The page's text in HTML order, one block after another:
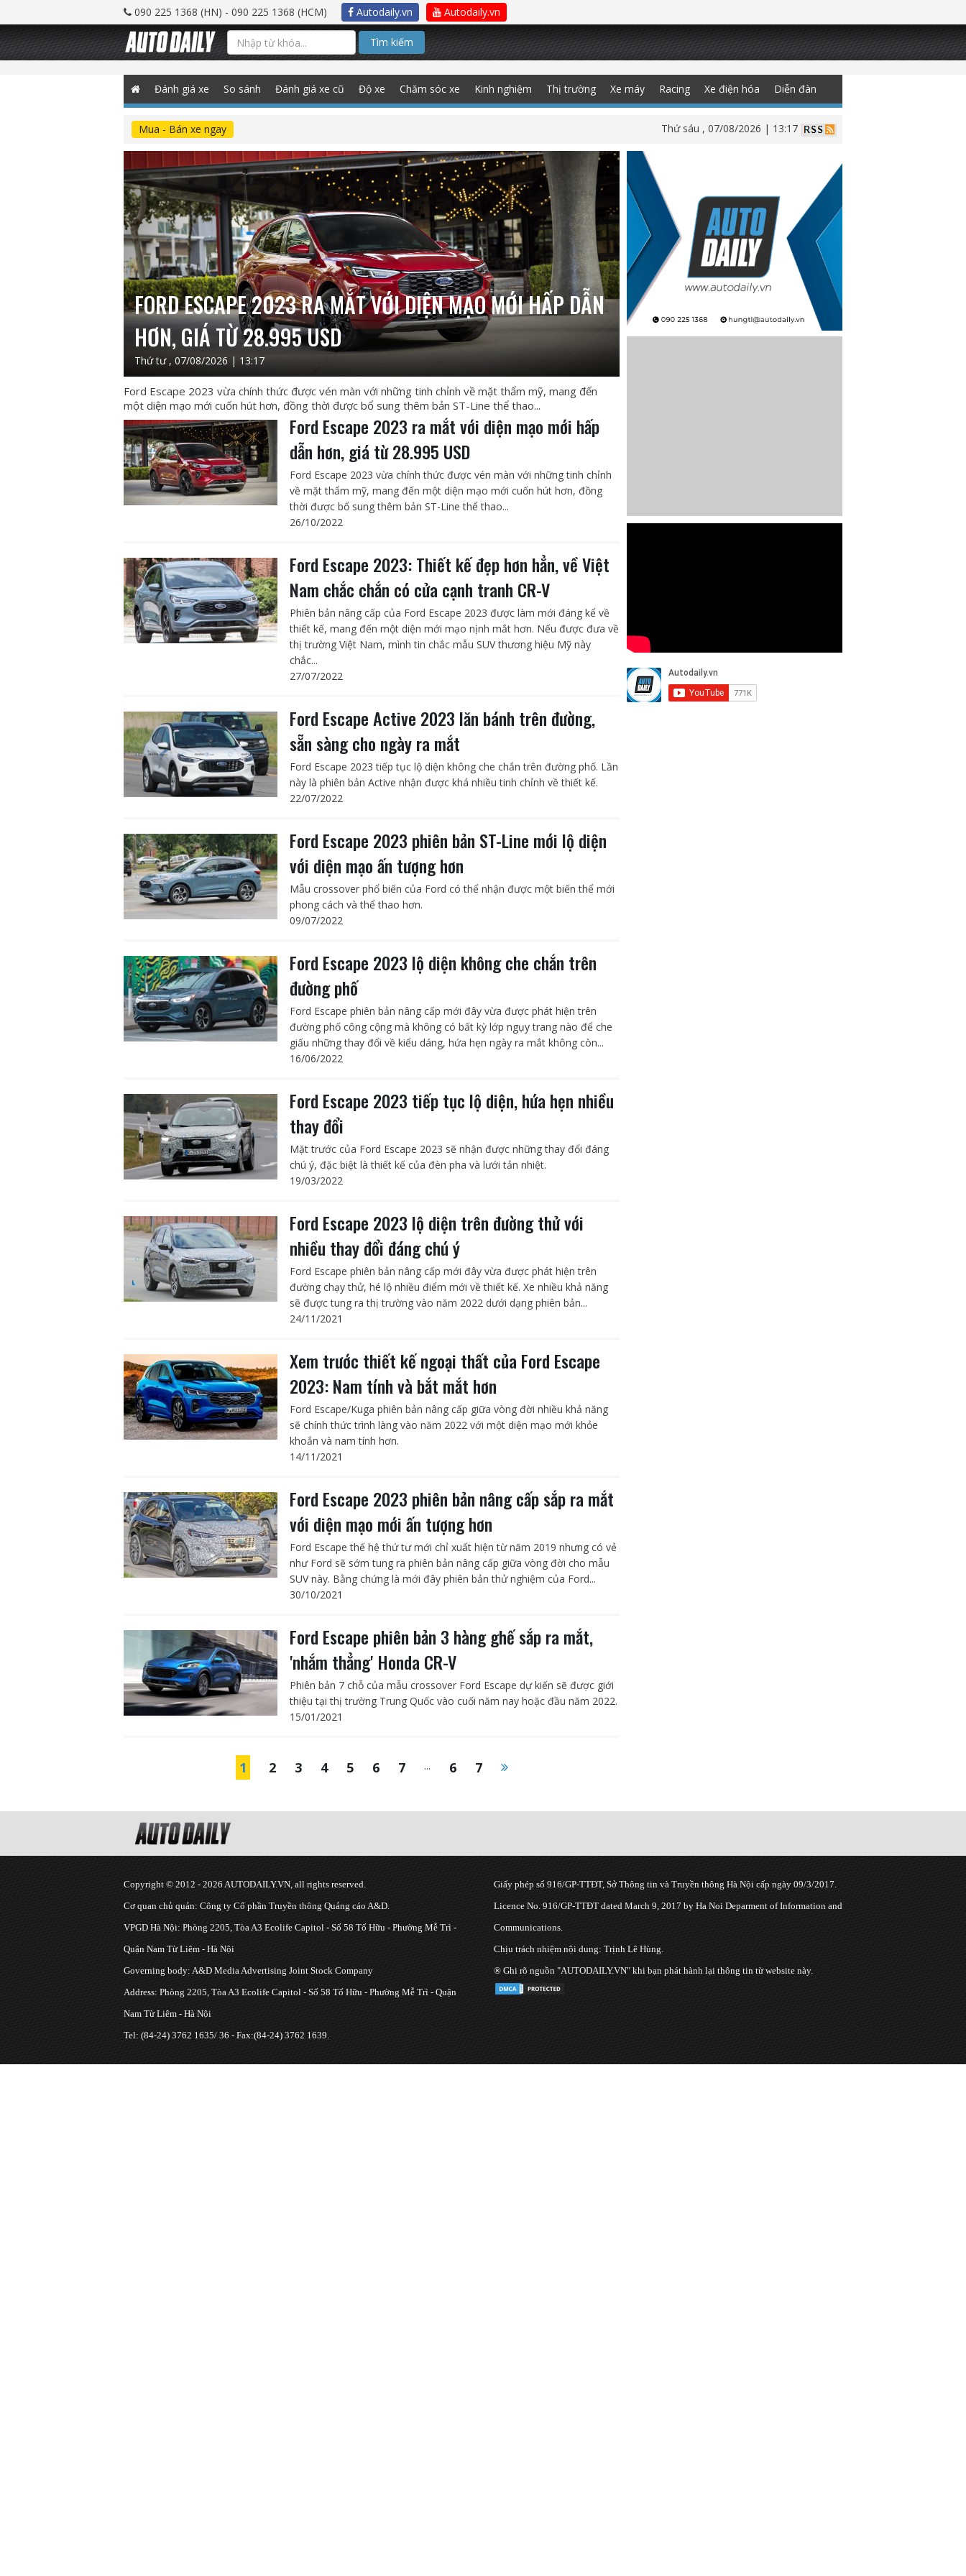
090 225 1368 (HN) - 090 225 1368 (HCM) Autodaily.vn Autodaily.vn
Tìm kiếm
Đánh giá xe So sánh Đánh giá xe cũ Độ xe Chăm sóc xe Kinh nghiệm Thị trường Xe máy Racing Xe điện hóa Diễn đàn
Mua - Bán xe ngay Thứ sáu , 07/08/2026 | 13:17
FORD ESCAPE 2023 RA MẮT VỚI DIỆN MẠO MỚI HẤP DẪN
HƠN, GIÁ TỪ 28.995 USD
Thứ tư , 07/08/2026 | 13:17
Ford Escape 2023 vừa chính thức được vén màn với những tinh chỉnh về mặt thẩm mỹ, mang đến
một diện mạo mới cuốn hút hơn, đồng thời được bổ sung thêm bản ST-Line thể thao...
Ford Escape 2023 ra mắt với diện mạo mới hấp
dẫn hơn, giá từ 28.995 USD
Ford Escape 2023 vừa chính thức được vén màn với những tinh chỉnh
về mặt thẩm mỹ, mang đến một diện mạo mới cuốn hút hơn, đồng
thời được bổ sung thêm bản ST-Line thể thao...
26/10/2022
Ford Escape 2023: Thiết kế đẹp hơn hẳn, về Việt
Nam chắc chắn có cửa cạnh tranh CR-V
Phiên bản nâng cấp của Ford Escape 2023 được làm mới đáng kể về
thiết kế, mang đến một diện mới mạo nịnh mắt hơn. Nếu được đưa về
thị trường Việt Nam, mình tin chắc mẫu SUV thương hiệu Mỹ này
chắc...
27/07/2022
Ford Escape Active 2023 lăn bánh trên đường,
sẵn sàng cho ngày ra mắt
Ford Escape 2023 tiếp tục lộ diện không che chắn trên đường phố. Lần
này là phiên bản Active nhận được khá nhiều tinh chỉnh về thiết kế.
22/07/2022
Ford Escape 2023 phiên bản ST-Line mới lộ diện
với diện mạo ấn tượng hơn
Mẫu crossover phổ biến của Ford có thể nhận được một biến thể mới
phong cách và thể thao hơn.
09/07/2022
Ford Escape 2023 lộ diện không che chắn trên
đường phố
Ford Escape phiên bản nâng cấp mới đây vừa được phát hiện trên
đường phố công cộng mà không có bất kỳ lớp ngụy trang nào để che
giấu những thay đổi về kiểu dáng, hứa hẹn ngày ra mắt không còn...
16/06/2022
Ford Escape 2023 tiếp tục lộ diện, hứa hẹn nhiều
thay đổi
Mặt trước của Ford Escape 2023 sẽ nhận được những thay đổi đáng
chú ý, đặc biệt là thiết kế của đèn pha và lưới tản nhiệt.
19/03/2022
Ford Escape 2023 lộ diện trên đường thử với
nhiều thay đổi đáng chú ý
Ford Escape phiên bản nâng cấp mới đây vừa được phát hiện trên
đường chạy thử, hé lộ nhiều điểm mới về thiết kế. Xe nhiều khả năng
sẽ được tung ra thị trường vào năm 2022 dưới dạng phiên bản...
24/11/2021
Xem trước thiết kế ngoại thất của Ford Escape
2023: Nam tính và bắt mắt hơn
Ford Escape/Kuga phiên bản nâng cấp giữa vòng đời nhiều khả năng
sẽ chính thức trình làng vào năm 2022 với một diện mạo mới khỏe
khoắn và nam tính hơn.
14/11/2021
Ford Escape 2023 phiên bản nâng cấp sắp ra mắt
với diện mạo mới ấn tượng hơn
Ford Escape thế hệ thứ tư mới chỉ xuất hiện từ năm 2019 nhưng có vẻ
như Ford sẽ sớm tung ra phiên bản nâng cấp giữa vòng đời cho mẫu
SUV này. Bằng chứng là mới đây phiên bản thử nghiệm của Ford...
30/10/2021
Ford Escape phiên bản 3 hàng ghế sắp ra mắt,
'nhắm thẳng' Honda CR-V
Phiên bản 7 chỗ của mẫu crossover Ford Escape dự kiến sẽ được giới
thiệu tại thị trường Trung Quốc vào cuối năm nay hoặc đầu năm 2022.
15/01/2021
1 2 3 4 5 6 7 ... 6 7
Copyright © 2012 - 2026 AUTODAILY.VN, all rights reserved.
Cơ quan chủ quản: Công ty Cổ phần Truyền thông Quảng cáo A&D.
VPGD Hà Nội: Phòng 2205, Tòa A3 Ecolife Capitol - Số 58 Tố Hữu - Phường Mễ Trì -
Quận Nam Từ Liêm - Hà Nội
Governing body: A&D Media Advertising Joint Stock Company
Address: Phòng 2205, Tòa A3 Ecolife Capitol - Số 58 Tố Hữu - Phường Mễ Trì - Quận
Nam Từ Liêm - Hà Nội
Tel: (84-24) 3762 1635/ 36 - Fax:(84-24) 3762 1639.
Giấy phép số 916/GP-TTĐT, Sở Thông tin và Truyền thông Hà Nội cấp ngày 09/3/2017.
Licence No. 916/GP-TTĐT dated March 9, 2017 by Ha Noi Deparment of Information and
Communications.
Chịu trách nhiệm nội dung: Trịnh Lê Hùng.
® Ghi rõ nguồn "AUTODAILY.VN" khi bạn phát hành lại thông tin từ website này.